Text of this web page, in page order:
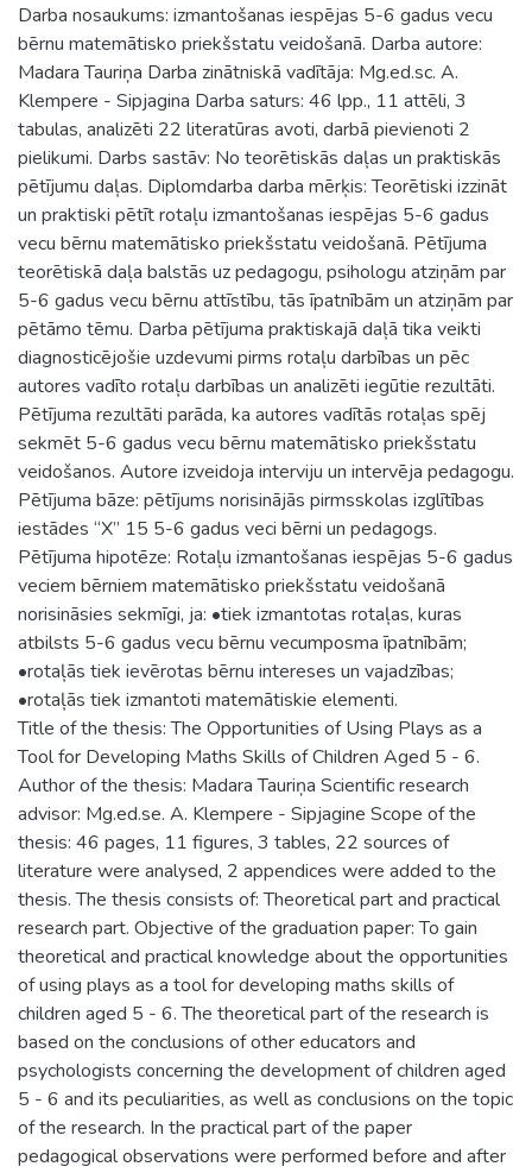
Darba nosaukums: izmantošanas iespējas 5-6 gadus vecu
bērnu matemātisko priekšstatu veidošanā. Darba autore:
Madara Tauriņa Darba zinātniskā vadītāja: Mg.ed.sc. A.
Klempere - Sipjagina Darba saturs: 46 lpp., 11 attēli, 3
tabulas, analizēti 22 literatūras avoti, darbā pievienoti 2
pielikumi. Darbs sastāv: No teorētiskās daļas un praktiskās
pētījumu daļas. Diplomdarba darba mērķis: Teorētiski izzināt
un praktiski pētīt rotaļu izmantošanas iespējas 5-6 gadus
vecu bērnu matemātisko priekšstatu veidošanā. Pētījuma
teorētiskā daļa balstās uz pedagogu, psihologu atziņām par
5-6 gadus vecu bērnu attīstību, tās īpatnībām un atziņām par
pētāmo tēmu. Darba pētījuma praktiskajā daļā tika veikti
diagnosticējošie uzdevumi pirms rotaļu darbības un pēc
autores vadīto rotaļu darbības un analizēti iegūtie rezultāti.
Pētījuma rezultāti parāda, ka autores vadītās rotaļas spēj
sekmēt 5-6 gadus vecu bērnu matemātisko priekšstatu
veidošanos. Autore izveidoja interviju un intervēja pedagogu.
Pētījuma bāze: pētījums norisinājās pirmsskolas izglītības
iestādes “X” 15 5-6 gadus veci bērni un pedagogs.
Pētījuma hipotēze: Rotaļu izmantošanas iespējas 5-6 gadus
veciem bērniem matemātisko priekšstatu veidošanā
norisināsies sekmīgi, ja: •tiek izmantotas rotaļas, kuras
atbilsts 5-6 gadus vecu bērnu vecumposma īpatnībām;
•rotaļās tiek ievērotas bērnu intereses un vajadzības;
•rotaļās tiek izmantoti matemātiskie elementi.
Title of the thesis: The Opportunities of Using Plays as a
Tool for Developing Maths Skills of Children Aged 5 - 6.
Author of the thesis: Madara Tauriņa Scientific research
advisor: Mg.ed.se. A. Klempere - Sipjagine Scope of the
thesis: 46 pages, 11 figures, 3 tables, 22 sources of
literature were analysed, 2 appendices were added to the
thesis. The thesis consists of: Theoretical part and practical
research part. Objective of the graduation paper: To gain
theoretical and practical knowledge about the opportunities
of using plays as a tool for developing maths skills of
children aged 5 - 6. The theoretical part of the research is
based on the conclusions of other educators and
psychologists concerning the development of children aged
5 - 6 and its peculiarities, as well as conclusions on the topic
of the research. In the practical part of the paper
pedagogical observations were performed before and after